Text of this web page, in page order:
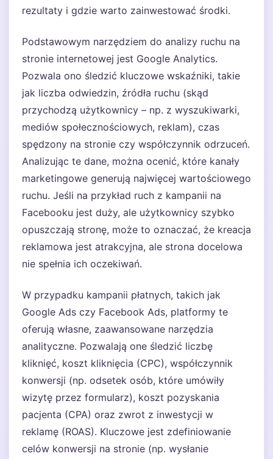
rezultaty i gdzie warto zainwestować środki.
Podstawowym narzędziem do analizy ruchu na
stronie internetowej jest Google Analytics.
Pozwala ono śledzić kluczowe wskaźniki, takie
jak liczba odwiedzin, źródła ruchu (skąd
przychodzą użytkownicy – np. z wyszukiwarki,
mediów społecznościowych, reklam), czas
spędzony na stronie czy współczynnik odrzuceń.
Analizując te dane, można ocenić, które kanały
marketingowe generują najwięcej wartościowego
ruchu. Jeśli na przykład ruch z kampanii na
Facebooku jest duży, ale użytkownicy szybko
opuszczają stronę, może to oznaczać, że kreacja
reklamowa jest atrakcyjna, ale strona docelowa
nie spełnia ich oczekiwań.
W przypadku kampanii płatnych, takich jak
Google Ads czy Facebook Ads, platformy te
oferują własne, zaawansowane narzędzia
analityczne. Pozwalają one śledzić liczbę
kliknięć, koszt kliknięcia (CPC), współczynnik
konwersji (np. odsetek osób, które umówiły
wizytę przez formularz), koszt pozyskania
pacjenta (CPA) oraz zwrot z inwestycji w
reklamę (ROAS). Kluczowe jest zdefiniowanie
celów konwersji na stronie (np. wysłanie